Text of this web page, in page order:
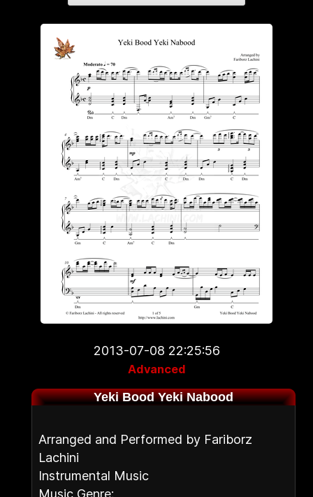
2013-07-08 22:25:56
Advanced
Yeki Bood Yeki Nabood
Arranged and Performed by Fariborz
Lachini
Instrumental Music
Music Genre: